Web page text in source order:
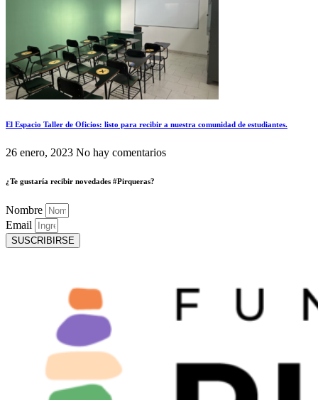
El Espacio Taller de Oficios: listo para recibir a nuestra comunidad de estudiantes.
26 enero, 2023 No hay comentarios
¿Te gustaría recibir novedades #Pirqueras?
Nombre
Email
SUSCRIBIRSE